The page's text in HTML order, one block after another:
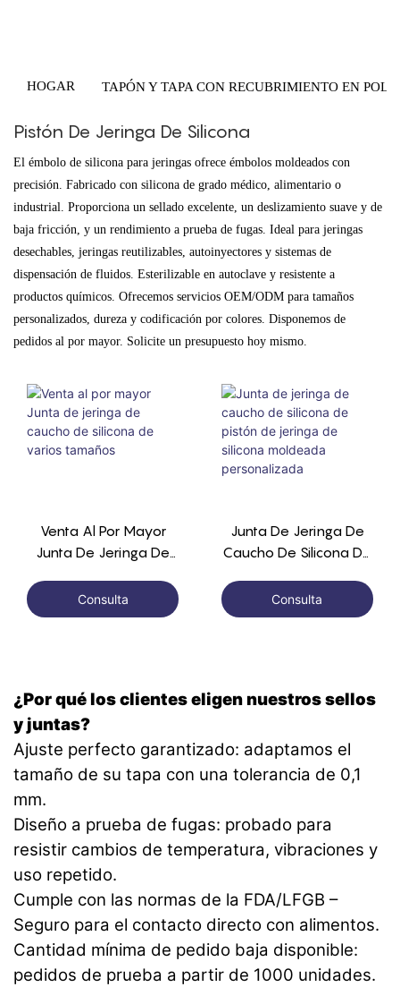
HOGAR TAPÓN Y TAPA CON RECUBRIMIENTO EN
Pistón De Jeringa De Silicona
El émbolo de silicona para jeringas ofrece émbolos moldeados con
precisión. Fabricado con silicona de grado médico, alimentario o
industrial. Proporciona un sellado excelente, un deslizamiento suave y de
baja fricción, y un rendimiento a prueba de fugas. Ideal para jeringas
desechables, jeringas reutilizables, autoinyectores y sistemas de
dispensación de fluidos. Esterilizable en autoclave y resistente a
productos químicos. Ofrecemos servicios OEM/ODM para tamaños
personalizados, dureza y codificación por colores. Disponemos de
pedidos al por mayor. Solicite un presupuesto hoy mismo.
Venta Al Por Mayor
Junta De Jeringa De
Varios Tamaños
Consulta
Junta De Jeringa De
Caucho De Silicona De
Silicona Moldeada
Personalizada
Consulta
¿Por qué los clientes eligen nuestros sellos
y juntas?
Ajuste perfecto garantizado: adaptamos el
tamaño de su tapa con una tolerancia de 0,1
mm.
Diseño a prueba de fugas: probado para
resistir cambios de temperatura, vibraciones y
uso repetido.
Cumple con las normas de la FDA/LFGB –
Seguro para el contacto directo con alimentos.
Cantidad mínima de pedido baja disponible:
pedidos de prueba a partir de 1000 unidades.